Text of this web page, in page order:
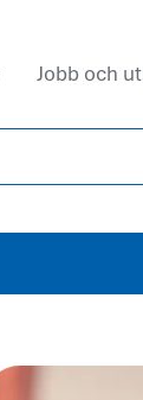
Jobb och